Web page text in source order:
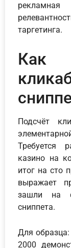
таргетинга.
Как
Подсчёт
Требуется
казино на
итог на сто
выражает
зашли на
сниппета.
Для
2000